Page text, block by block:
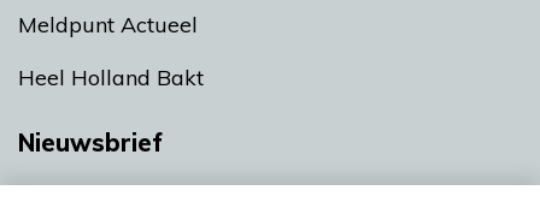
Meldpunt Actueel
Heel Holland Bakt
Nieuwsbrief